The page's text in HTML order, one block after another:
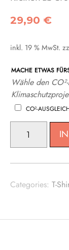
29,90 €
inkl. 19 % MwSt.
MACHE ETWAS
Wähle den
CO²-
WILL
MENGE
Categories: T-